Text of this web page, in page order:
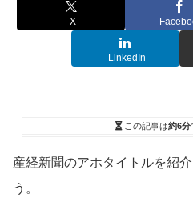
X
LinkedIn
この記事は約6分
産経新聞のアホタイトルを紹
う。